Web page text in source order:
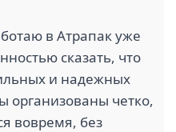
в Атрапак уже
сказать, что
и надежных
организованы четко,
вовремя, без